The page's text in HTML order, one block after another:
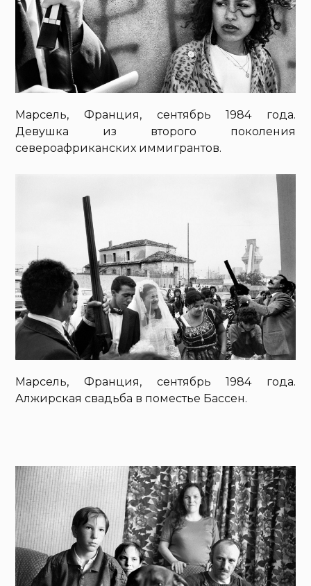
Марсель, Франция, сентябрь 1984 года.
Девушка из второго поколения
североафриканских иммигрантов.
Марсель, Франция, сентябрь 1984 года.
Алжирская свадьба в поместье Бассен.